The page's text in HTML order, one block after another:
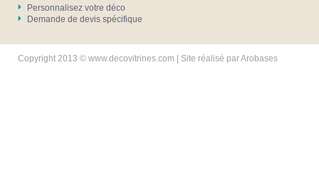
Personnalisez votre déco
Demande de devis spécifique
Copyright 2013 © www.decovitrines.com | Site réalisé parArobases